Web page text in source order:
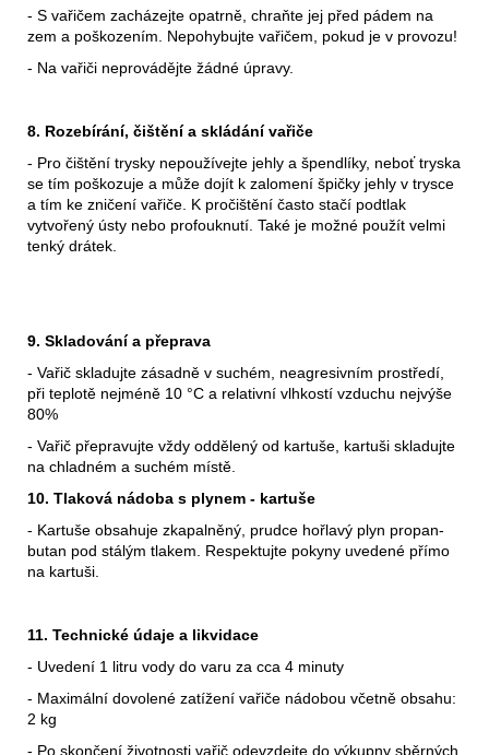
- S vařičem zacházejte opatrně, chraňte jej před pádem na
zem a poškozením. Nepohybujte vařičem, pokud je v provozu!
- Na vařiči neprovádějte žádné úpravy.
8. Rozebírání, čištění a skládání vařiče
- Pro čištění trysky nepoužívejte jehly a špendlíky, neboť tryska
se tím poškozuje a může dojít k zalomení špičky jehly v trysce
a tím ke zničení vařiče. K pročištění často stačí podtlak
vytvořený ústy nebo profouknutí. Také je možné použít velmi
tenký drátek.
9. Skladování a přeprava
- Vařič skladujte zásadně v suchém, neagresivním prostředí,
při teplotě nejméně 10 °C a relativní vlhkostí vzduchu nejvýše
80%
- Vařič přepravujte vždy oddělený od kartuše, kartuši skladujte
na chladném a suchém místě.
10. Tlaková nádoba s plynem - kartuše
- Kartuše obsahuje zkapalněný, prudce hořlavý plyn propan-
butan pod stálým tlakem. Respektujte pokyny uvedené přímo
na kartuši.
11. Technické údaje a likvidace
- Uvedení 1 litru vody do varu za cca 4 minuty
- Maximální dovolené zatížení vařiče nádobou včetně obsahu:
2 kg
- Po skončení životnosti vařič odevzdejte do výkupny sběrných